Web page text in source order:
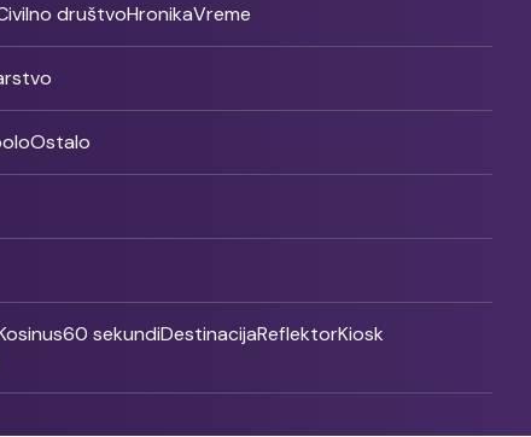
društvoHronikaVreme
Ostalo
60 sekundiDestinacijaReflektorKiosk